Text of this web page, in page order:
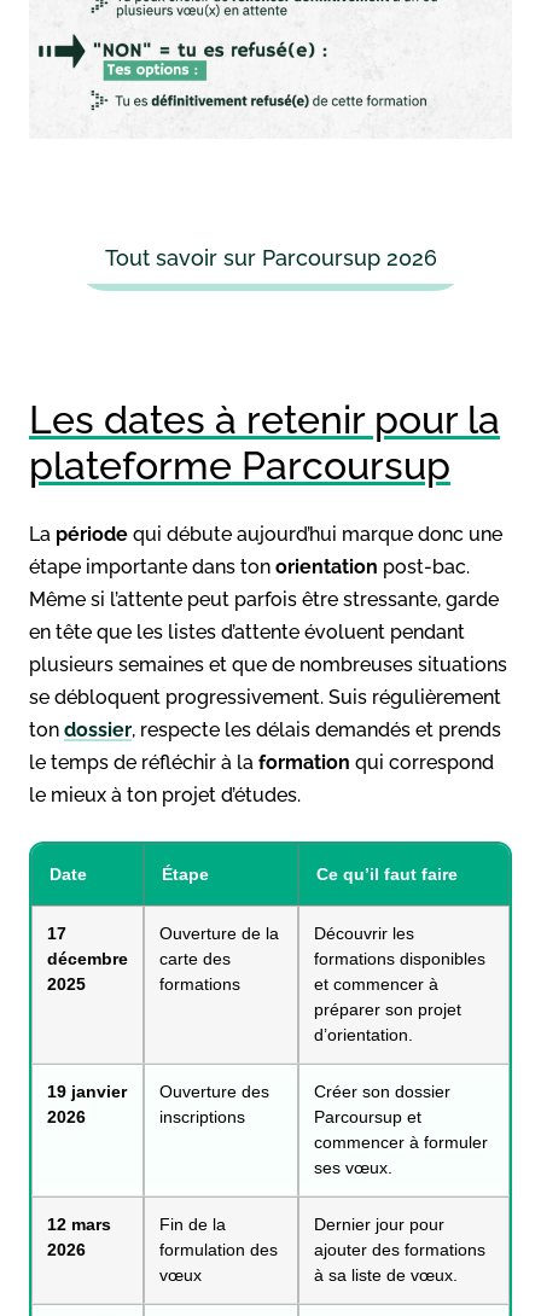
Tout savoir sur Parcoursup 2026
Les dates à retenir pour la
plateforme Parcoursup
La période qui débute aujourd’hui marque donc une
étape importante dans ton orientation post-bac.
Même si l’attente peut parfois être stressante, garde
en tête que les listes d’attente évoluent pendant
plusieurs semaines et que de nombreuses situations
se débloquent progressivement. Suis régulièrement
ton dossier, respecte les délais demandés et prends
le temps de réfléchir à la formation qui correspond
le mieux à ton projet d’études.
Date Étape Ce qu’il faut faire
17
décembre
2025
Ouverture de la
carte des
formations
Découvrir les
formations disponibles
et commencer à
préparer son projet
d’orientation.
19 janvier
2026
Ouverture des
inscriptions
Créer son dossier
Parcoursup et
commencer à formuler
ses vœux.
12 mars
2026
Fin de la
formulation des
vœux
Dernier jour pour
ajouter des formations
à sa liste de vœux.